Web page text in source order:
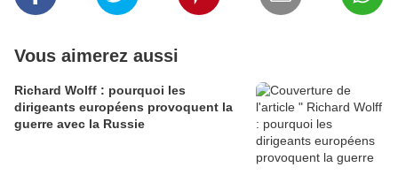
Vous aimerez aussi
Richard Wolff : pourquoi les
dirigeants européens provoquent la
guerre avec la Russie